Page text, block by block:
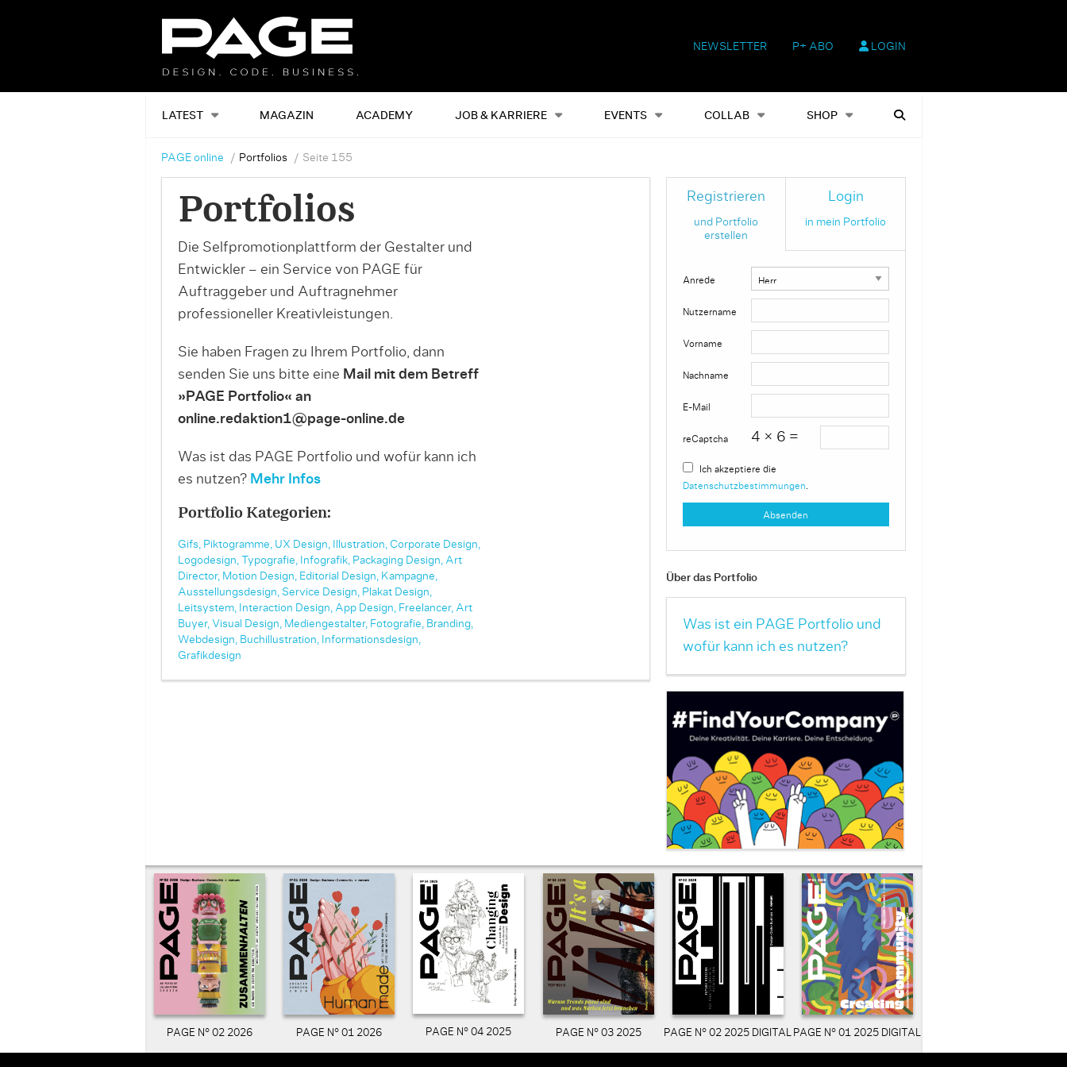
NEWSLETTER P+ ABO LOGIN
LATEST MAGAZIN ACADEMY JOB & KARRIERE EVENTS COLLAB SHOP
Alles Events Shop Heftausgaben Suchen
PAGE online Portfolios Seite 155
Portfolios
Die Selfpromotionplattform der Gestalter und
Entwickler – ein Service von PAGE für
Auftraggeber und Auftragnehmer
professioneller Kreativleistungen.
Sie haben Fragen zu Ihrem Portfolio, dann
senden Sie uns bitte eine Mail mit dem Betreff
»PAGE Portfolio« an
online.redaktion1@page-online.de
Was ist das PAGE Portfolio und wofür kann ich
es nutzen? Mehr Infos
Portfolio Kategorien:
Gifs, Piktogramme, UX Design, Illustration, Corporate Design,
Logodesign,
Typografie, Infografik, Packaging Design, Art
Director, Motion Design, Editorial Design, Kampagne,
Ausstellungsdesign, Service Design, Plakat Design,
Leitsystem,
Interaction Design, App Design, Freelancer, Art
Buyer, Visual Design, Mediengestalter, Fotografie, Branding,
Webdesign, Buchillustration,
Informationsdesign,
Grafikdesign
Registrieren
und Portfolio
erstellen
Login
in mein Portfolio
Anrede
Nutzername
Vorname
Nachname
E-Mail
reCaptcha 4 × 6 =
Ich akzeptiere die
Datenschutzbestimmungen
Über das Portfolio
Was ist ein PAGE Portfolio und
wofür kann ich es nutzen?
PAGE N° 02 2026 PAGE N° 01 2026 PAGE N° 04 2025 PAGE N° 03 2025 PAGE N° 02 2025 DIGITAL PAGE N° 01 2025 DIGITAL